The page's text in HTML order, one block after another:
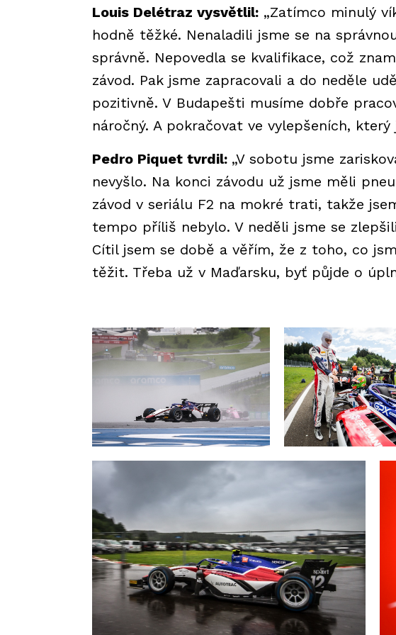
Louis Delétraz vysvětlil: „Zatímco minulý
hodně těžké. Nenaladili jsme se na
správně. Nepovedla se kvalifikace, což
závod. Pak jsme zapracovali a do neděle
pozitivně. V Budapešti musíme dobře
náročný. A pokračovat ve vylepšeních,
Pedro Piquet tvrdil: „V sobotu jsme
nevyšlo. Na konci závodu už jsme měli
závod v seriálu F2 na mokré trati, takže
tempo příliš nebylo. V neděli jsme se
Cítil jsem se době a věřím, že z toho, co
těžit. Třeba už v Maďarsku, byť půjde o